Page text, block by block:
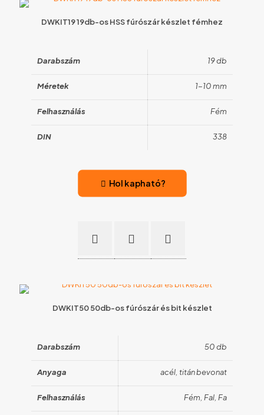
DWKIT19 19db-os HSS fúrószár készlet fémhez
Darabszám 19 db
Méretek 1-10 mm
Felhasználás Fém
DIN 338
Hol kapható?
DWKIT50 50db-os fúrószár és bit készlet
Darabszám 50 db
Anyaga acél, titán bevonat
Felhasználás Fém, Fal, Fa